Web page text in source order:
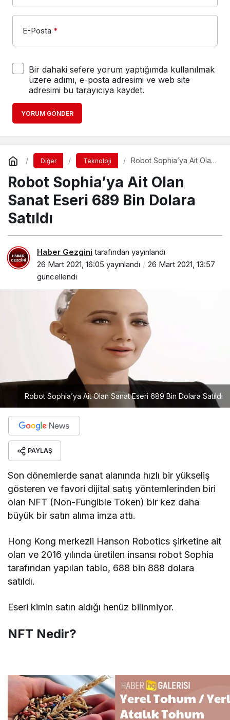
E-Posta *
Bir dahaki sefere yorum yaptığımda kullanılmak
üzere adımı, e-posta adresimi ve web site
adresimi bu tarayıcıya kaydet.
YORUM GÖNDER
Diğer Teknoloji
Robot Sophia’ya Ait Olan
Dolara Satıldı
Robot Sophia’ya Ait Olan
Sanat Eseri 689 Bin Dolara
Satıldı
Haber Gezgini tarafından yayınlandı
26 Mart 2021, 16:05 yayınlandı
26 Mart 2021, 13:57
güncellendi
Robot Sophia’ya Ait Olan Sanat Eseri 689 Bin Dolara Satıldı
PAYLAŞ
Son dönemlerde sanat alanında hızlı bir yükseliş
gösteren ve favori dijital satış yöntemlerinden biri
olan NFT (Non-Fungible Token) bir kez daha
büyük bir satın alıma imza attı.
Hong Kong merkezli Hanson Robotics şirketine ait
olan ve 2016 yılında üretilen insansı robot Sophia
tarafından yapılan tablo, 688 bin 888 dolara
satıldı.
Eseri kimin satın aldığı henüz bilinmiyor.
NFT Nedir?